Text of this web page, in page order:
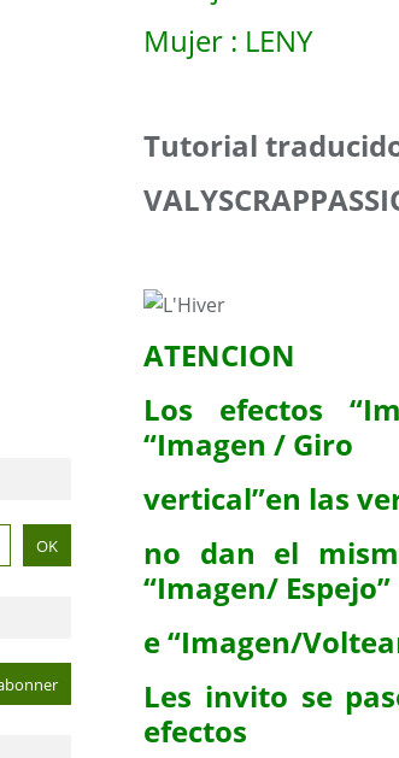
Mujer : LENY
Tutorial
ATENCION
Los efectos
“Imagen / Giro
vertical”en las
no dan el
“Imagen/ Espejo”
e “Imagen/
Les invito se
efectos